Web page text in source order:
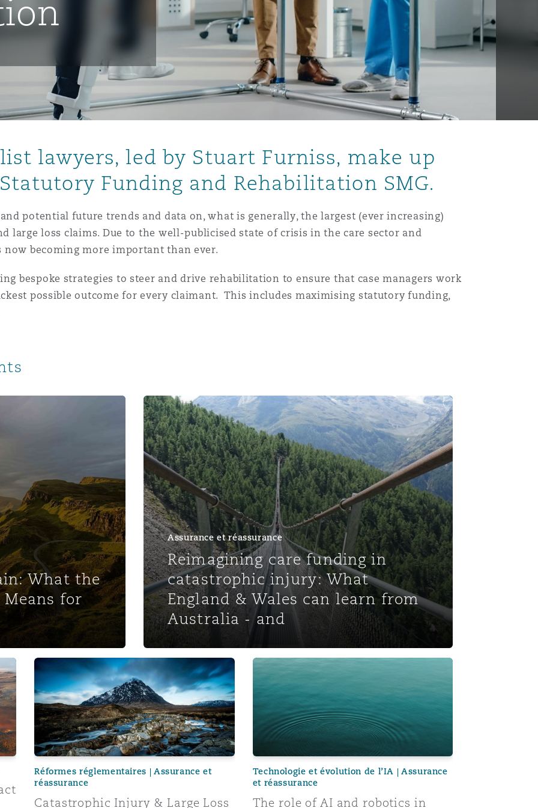
des
en état
et
la vie
données
rappel de
lawyers, led by Stuart Furniss, make up
Statutory Funding and Rehabilitation SMG.
potential future trends and data on, what is generally, the largest (ever increasing)
large loss claims. Due to the well-publicised state of crisis in the care sector and
becoming more important than ever.
bespoke strategies to steer and drive rehabilitation to ensure that case managers work
possible outcome for every claimant. This includes maximising statutory funding,
Report Means for Care Homes
What the
Means for
Reimagining care funding in catastrophic injury: What England & Wales can learn from
Assurance et réassurance
Reimagining care funding in
catastrophic injury: What
England & Wales can learn from
Australia - and
the potential impact for care costs in injury claims
Catastrophic Injury & Large Loss Technical Handling Guide
Réformes réglementaires | Assurance et
réassurance
Catastrophic Injury & Large Loss
The role of AI and robotics in care
Technologie et évolution de l’IA | Assurance
et réassurance
The role of AI and robotics in